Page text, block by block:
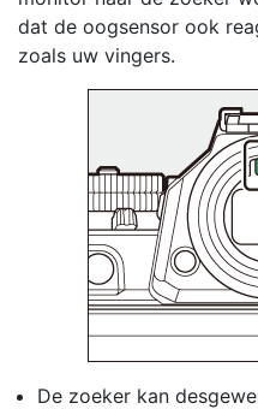
dat de oogsensor ook
zoals uw vingers.
De zoeker kan